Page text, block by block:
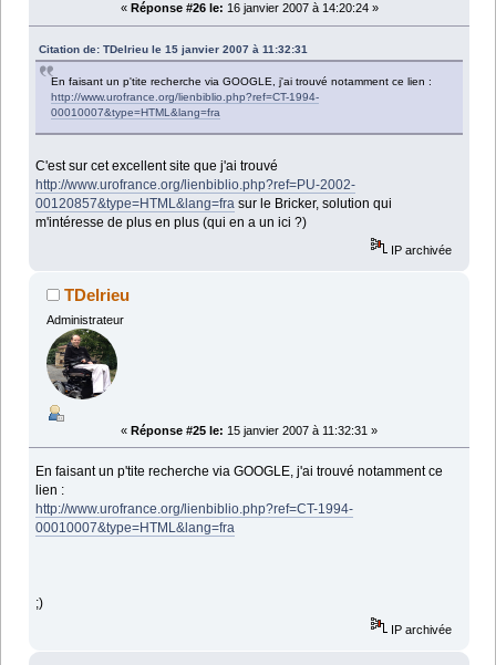
« Réponse #26 le: 16 janvier 2007 à 14:20:24 »
Citation de: TDelrieu le 15 janvier 2007 à 11:32:31
En faisant un p'tite recherche via GOOGLE, j'ai trouvé notamment ce lien :
http://www.urofrance.org/lienbiblio.php?ref=CT-1994-
00010007&type=HTML&lang=fra
C'est sur cet excellent site que j'ai trouvé
http://www.urofrance.org/lienbiblio.php?ref=PU-2002-
00120857&type=HTML&lang=fra sur le Bricker, solution qui
m'intéresse de plus en plus (qui en a un ici ?)
IP archivée
TDelrieu
Administrateur
« Réponse #25 le: 15 janvier 2007 à 11:32:31 »
En faisant un p'tite recherche via GOOGLE, j'ai trouvé notamment ce
lien :
http://www.urofrance.org/lienbiblio.php?ref=CT-1994-
00010007&type=HTML&lang=fra
;)
IP archivée